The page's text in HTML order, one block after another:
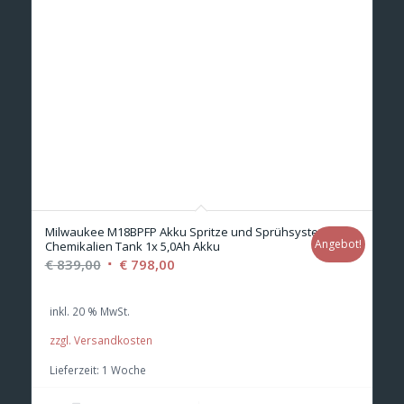
Milwaukee M18BPFP Akku Spritze und Sprühsystem
Chemikalien Tank 1x 5,0Ah Akku
€839,00 Ursprünglicher
war:
€798,00Aktueller
Angebot!
inkl. 20 % MwSt.
zzgl. Versandkosten
Lieferzeit: 1 Woche